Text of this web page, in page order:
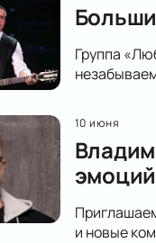
Группа
10 июня
эмоций
и новые